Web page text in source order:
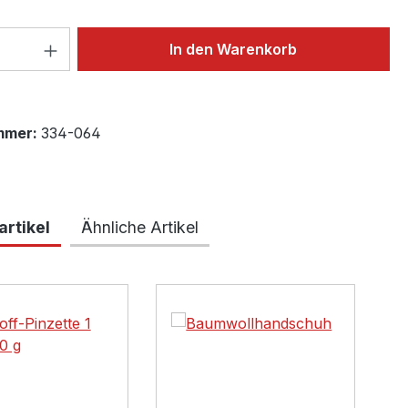
Anzahl: Gib den gewünschten Wert
In den Warenkorb
334-064
Ähnliche Artikel